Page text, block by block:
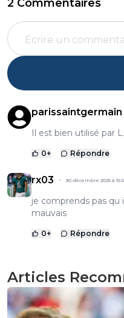
2 Commentaires
parissaintgermain
Il est bien utilisé par
0+ Répondre
rx03 30 décembre 2025 à
je comprends pas qu
mauvais
0+ Répondre
Articles